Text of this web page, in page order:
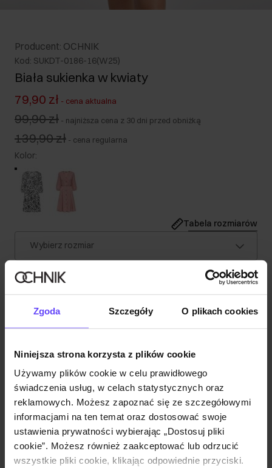
Zgoda Szczegóły O plikach cookies
Niniejsza strona korzysta z plików cookie
Używamy plików cookie w celu prawidłowego
świadczenia usług, w celach statystycznych oraz
reklamowych. Możesz zapoznać się ze szczegółowymi
informacjami na ten temat oraz dostosować swoje
ustawienia prywatności wybierając „Dostosuj pliki
cookie”. Możesz również zaakceptować lub odrzucić
wszystkie pliki cookie, klikając odpowiednie przyciski.
Producent: OCHNIK
Kod: SUKDT-0186-16(W25)
Biała sukienka w kwiaty
79,90 zł - cena aktualna
99,90 zł - najniższa cena z 30 dni przed obniżką
139,90 zł - cena regularna
Kolor:
Tabela rozmiarów
Wybierz rozmiar
Wysyłka w 1 dzień roboczy
Opis produktu
Skład
Opinie